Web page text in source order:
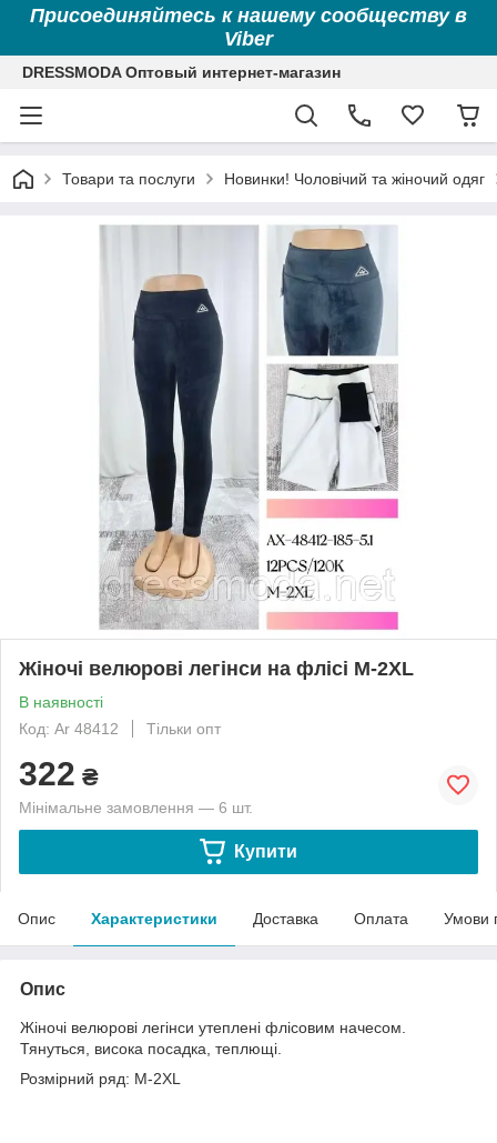
Присоединяйтесь к нашему сообществу в
Viber
DRESSMODA Оптовый интернет-магазин
Товари та послуги Новинки! Чоловічий та жіночий одяг
Жіночі велюрові легінси на флісі M-2XL
В наявності
Код: Ar 48412
Тільки опт
322 ₴
Мінімальне замовлення — 6 шт.
Купити
Опис Характеристики Доставка Оплата Умови
Опис
Жіночі велюрові легінси утеплені флісовим начесом.
Тянуться, висока посадка, теплющі.
Розмірний ряд: M-2XL